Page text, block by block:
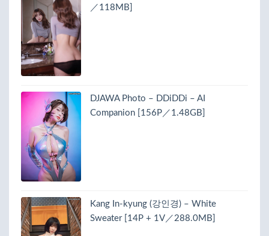
／118MB]
DJAWA Photo – DDiDDi – AI
Companion [156P／1.48GB]
Kang In-kyung (강인경) – White
Sweater [14P + 1V／288.0MB]